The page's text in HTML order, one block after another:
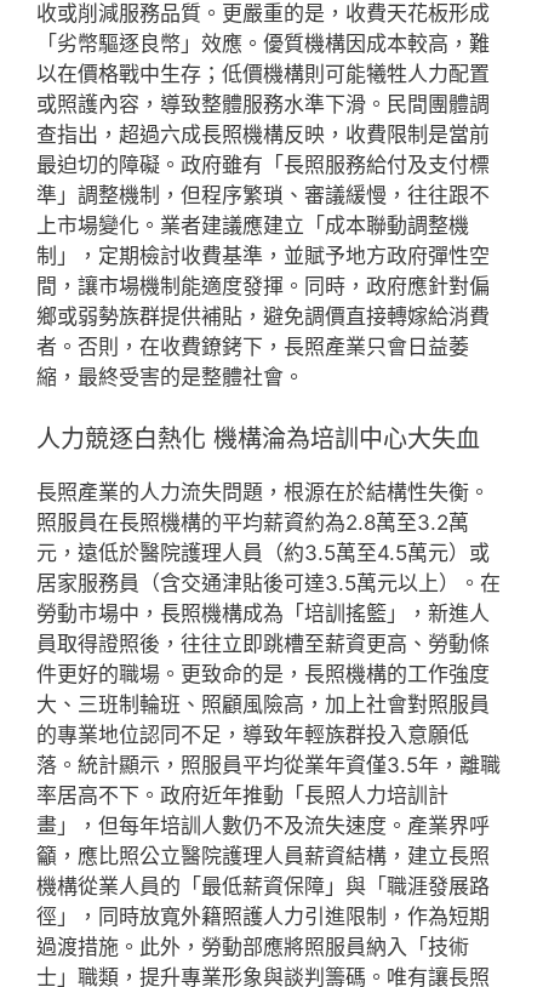
收或削減服務品質。更嚴重的是，收費天花板形成
「劣幣驅逐良幣」效應。優質機構因成本較高，難
以在價格戰中生存；低價機構則可能犧牲人力配置
或照護內容，導致整體服務水準下滑。民間團體調
查指出，超過六成長照機構反映，收費限制是當前
最迫切的障礙。政府雖有「長照服務給付及支付標
準」調整機制，但程序繁瑣、審議緩慢，往往跟不
上市場變化。業者建議應建立「成本聯動調整機
制」，定期檢討收費基準，並賦予地方政府彈性空
間，讓市場機制能適度發揮。同時，政府應針對偏
鄉或弱勢族群提供補貼，避免調價直接轉嫁給消費
者。否則，在收費鐐銬下，長照產業只會日益萎
縮，最終受害的是整體社會。
人力競逐白熱化 機構淪為培訓中心大失血
長照產業的人力流失問題，根源在於結構性失衡。
照服員在長照機構的平均薪資約為2.8萬至3.2萬
元，遠低於醫院護理人員（約3.5萬至4.5萬元）或
居家服務員（含交通津貼後可達3.5萬元以上）。在
勞動市場中，長照機構成為「培訓搖籃」，新進人
員取得證照後，往往立即跳槽至薪資更高、勞動條
件更好的職場。更致命的是，長照機構的工作強度
大、三班制輪班、照顧風險高，加上社會對照服員
的專業地位認同不足，導致年輕族群投入意願低
落。統計顯示，照服員平均從業年資僅3.5年，離職
率居高不下。政府近年推動「長照人力培訓計
畫」，但每年培訓人數仍不及流失速度。產業界呼
籲，應比照公立醫院護理人員薪資結構，建立長照
機構從業人員的「最低薪資保障」與「職涯發展路
徑」，同時放寬外籍照護人力引進限制，作為短期
過渡措施。此外，勞動部應將照服員納入「技術
士」職類，提升專業形象與談判籌碼。唯有讓長照